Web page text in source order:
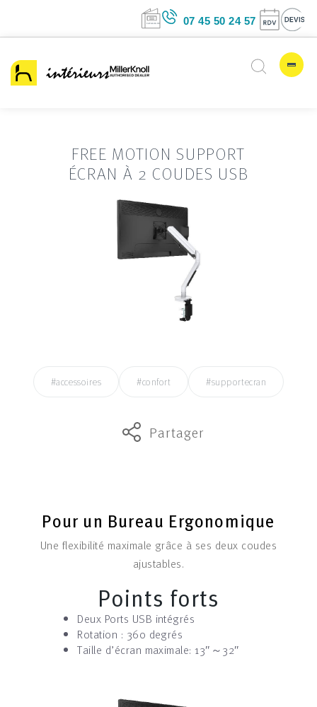
07 45 50 24
FREE MOTION SUPPORT
ÉCRAN À 2 COUDES USB
#accessoires #confort #supportecran
Partager
Pour un Bureau Ergonomique
Une flexibilité maximale grâce à ses deux coudes
ajustables.
Points forts
Deux Ports USB intégrés
Rotation : 360 degrés
Taille d’écran maximale: 13″～32″